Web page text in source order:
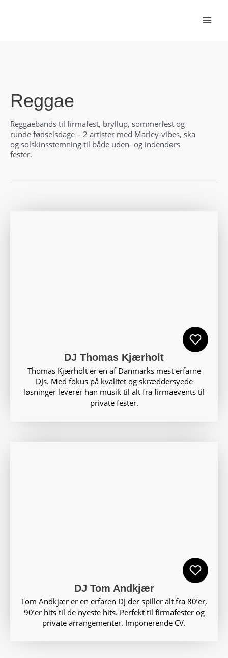
Reggae
Reggaebands til firmafest, bryllup, sommerfest og
runde fødselsdage – 2 artister med Marley-vibes, ska
og solskinsstemning til både uden- og indendørs
fester.
DJ Thomas Kjærholt
Thomas Kjærholt er en af Danmarks mest erfarne
DJs. Med fokus på kvalitet og skræddersyede
løsninger leverer han musik til alt fra firmaevents til
private fester.
DJ Tom Andkjær
Tom Andkjær er en erfaren DJ der spiller alt fra 80’er,
90’er hits til de nyeste hits. Perfekt til firmafester og
private arrangementer. Imponerende CV.